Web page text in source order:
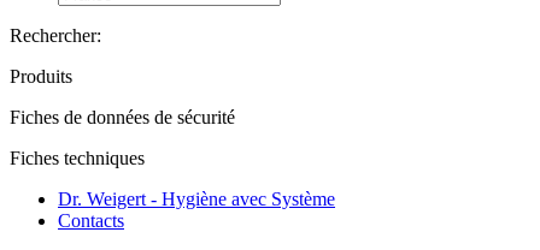
Rechercher:
Produits
Fiches de données de sécurité
Fiches techniques
Dr. Weigert - Hygiène avec Système
Contacts